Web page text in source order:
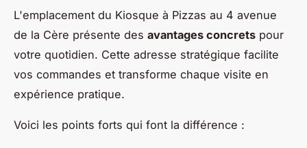
L'emplacement du Kiosque à Pizzas au 4 avenue
de la Cère présente des avantages concrets pour
votre quotidien. Cette adresse stratégique facilite
vos commandes et transforme chaque visite en
expérience pratique.
Voici les points forts qui font la différence :